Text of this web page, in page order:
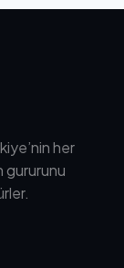
her
gururunu